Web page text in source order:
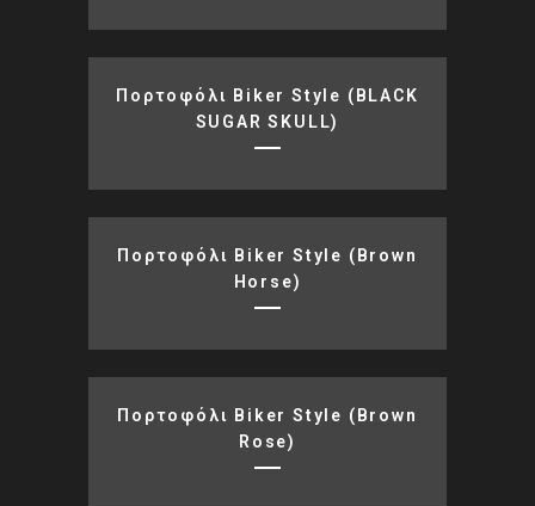
Πορτοφόλι Biker Style (BLACK
SUGAR SKULL)
Πορτοφόλι Biker Style (brown
Horse)
Πορτοφόλι Biker Style (brown
Rose)